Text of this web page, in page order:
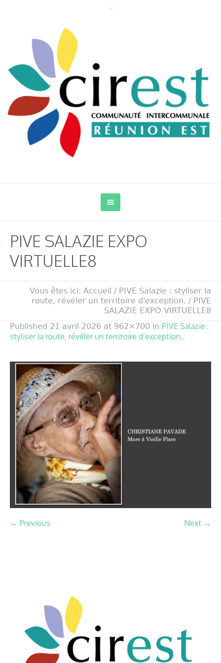
PIVE SALAZIE EXPO
VIRTUELLE8
Vous êtes ici: Accueil / PIVE Salazie : styliser la
route, révéler un territoire d'exception. / PIVE
SALAZIE EXPO VIRTUELLE8
Published 21 avril 2026 at 962×700 in PIVE Salazie :
styliser la route, révéler un territoire d’exception..
← Previous Next →